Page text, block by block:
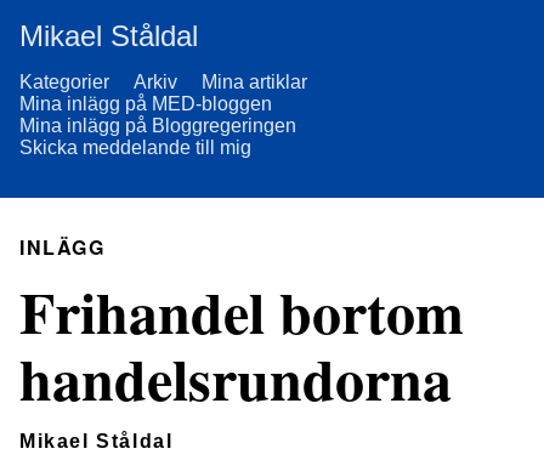
Mikael Ståldal
Kategorier Arkiv
Mina artiklar
Mina inlägg på MED-bloggen
Mina inlägg på Bloggregeringen
Skicka meddelande till mig
INLÄGG
Frihandel bortom
handelsrundorna
Mikael Ståldal